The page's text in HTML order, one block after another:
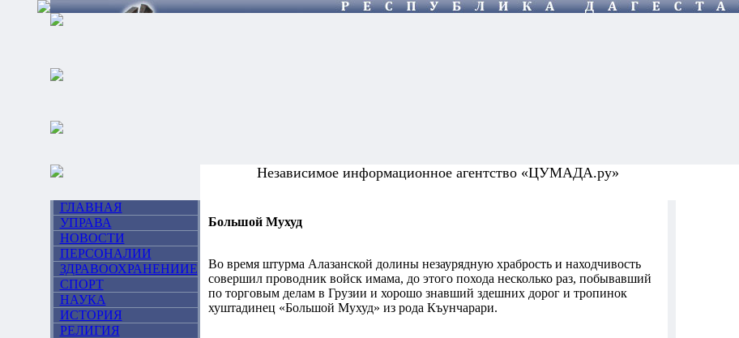
Независимое информационное агентство «ЦУМАДА.ру»
ГЛАВНАЯ
УПРАВА
НОВОСТИ
ПЕРСОНАЛИИ
ЗДРАВООХРАНЕНИИЕ
СПОРТ
НАУКА
ИСТОРИЯ
РЕЛИГИЯ
Большой Мухуд
Во время штурма Алазанской долины незаурядную храбрость и находчивость
совершил проводник войск имама, до этого похода несколько раз, побывавший
по торговым делам в Грузии и хорошо знавший здешних дорог и тропинок
хуштадинец «Большой Мухуд» из рода Къунчарари.